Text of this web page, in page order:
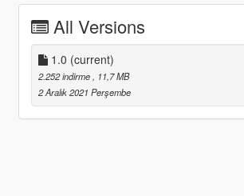
All Versions
1.0 (current)
2.252 indirme
, 11,7 MB
2 Aralık 2021 Perşembe